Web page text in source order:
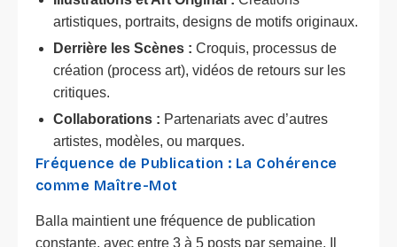
artistiques, portraits, designs de motifs originaux.
Derrière les Scènes : Croquis, processus de
création (process art), vidéos de retours sur les
critiques.
Collaborations : Partenariats avec d’autres
artistes, modèles, ou marques.
Fréquence de Publication : La Cohérence
comme Maître-Mot
Balla maintient une fréquence de publication
constante, avec entre 3 à 5 posts par semaine. Il